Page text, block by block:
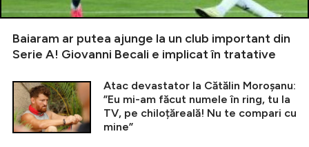
Baiaram ar putea ajunge la un club important din
Serie A! Giovanni Becali e implicat în tratative
Atac devastator la Cătălin Moroșanu:
”Eu mi-am făcut numele în ring, tu la
TV, pe chiloțăreală! Nu te compari cu
mine”